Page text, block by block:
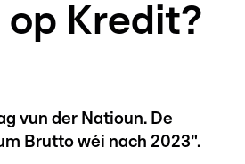
Kredit?
vun der Natioun. De
Brutto wéi nach 2023".